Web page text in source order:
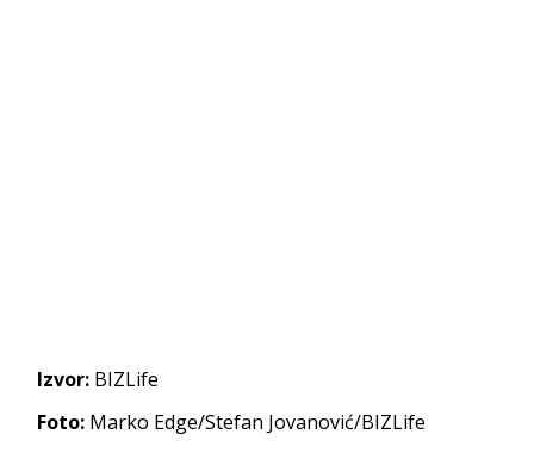
Izvor: BIZLife
Foto: Marko Edge/Stefan Jovanović/BIZLife